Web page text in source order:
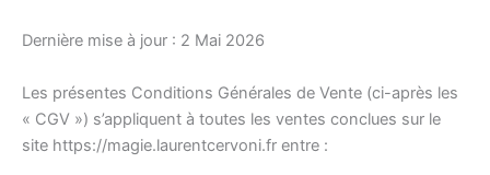
Dernière mise à jour : 2 Mai 2026
Les présentes Conditions Générales de Vente (ci-après les
« CGV ») s’appliquent à toutes les ventes conclues sur le
site https://magie.laurentcervoni.fr entre :